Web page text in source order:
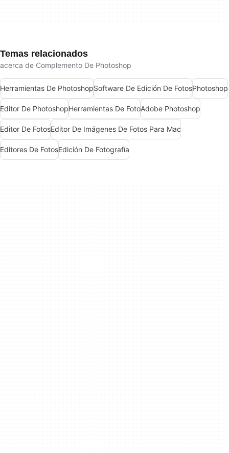
Temas relacionados
acerca de Complemento De Photoshop
Herramientas De PhotoshopSoftware De Edición De FotosPhotoshop
Editor De PhotoshopHerramientas De FotoAdobe Photoshop
Editor De FotosEditor De Imágenes De Fotos Para Mac
Editores De FotosEdición De Fotografía